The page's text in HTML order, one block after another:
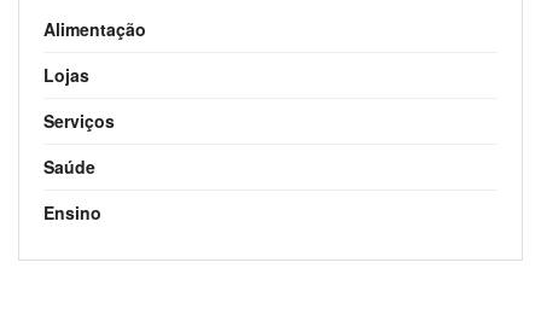
Alimentação
Lojas
Serviços
Saúde
Ensino